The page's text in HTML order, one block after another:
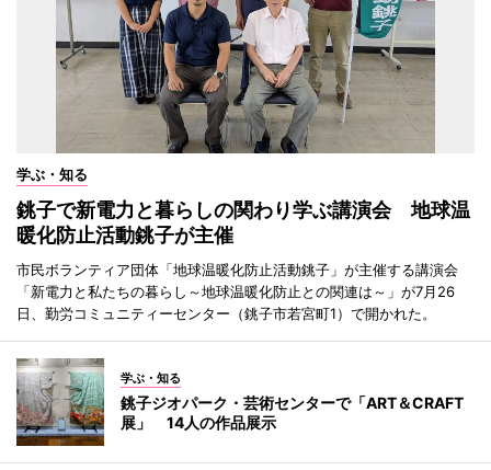
学ぶ・知る
銚子で新電力と暮らしの関わり学ぶ講演会 地球温
暖化防止活動銚子が主催
市民ボランティア団体「地球温暖化防止活動銚子」が主催する講演会
「新電力と私たちの暮らし～地球温暖化防止との関連は～」が7月26
日、勤労コミュニティーセンター（銚子市若宮町1）で開かれた。
学ぶ・知る
銚子ジオパーク・芸術センターで「ART＆CRAFT
展」 14人の作品展示